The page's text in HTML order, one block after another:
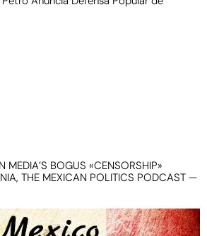
MEDIA’S BOGUS «CENSORSHIP»
THE MEXICAN POLITICS PODCAST —